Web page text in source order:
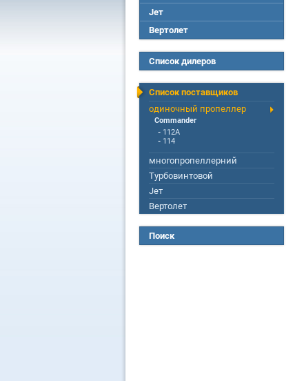
Jет
Вертолет
Список дилеров
Список поставщиков
одиночный пропеллер
Commander
- 112A
- 114
многопропеллерний
Турбовинтовой
Jет
Вертолет
Поиск